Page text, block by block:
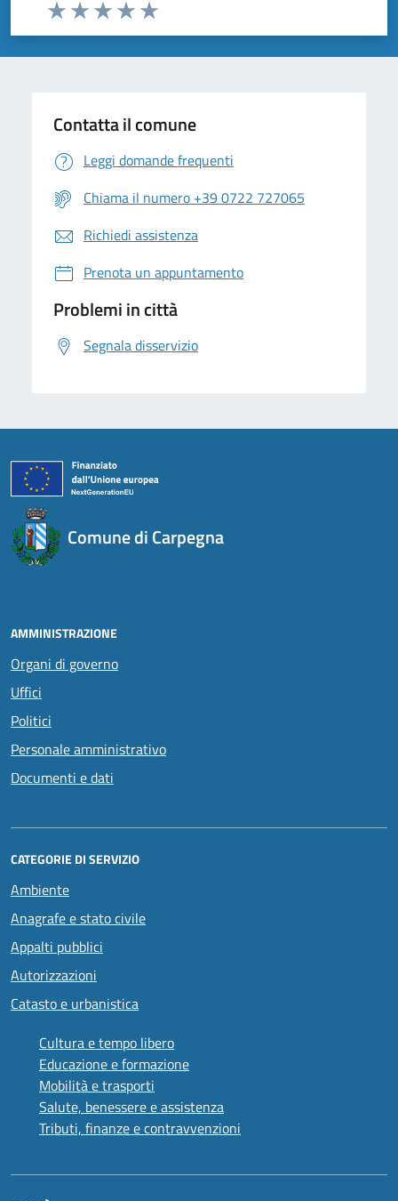
Valuta da 1 a 5 stelle la pagina
Valuta 5 stelle su 5
Valuta 4 stelle su 5
Valuta 3 stelle su 5
Valuta 2 stelle su 5
Valuta 1 stelle su 5
Contatta il comune
Leggi domande frequenti
Chiama il numero +39 0722 727065
Richiedi assistenza
Prenota un appuntamento
Problemi in città
Segnala disservizio
Comune di Carpegna
AMMINISTRAZIONE
Organi di governo
Uffici
Politici
Personale amministrativo
Documenti e dati
CATEGORIE DI SERVIZIO
Ambiente
Anagrafe e stato civile
Appalti pubblici
Autorizzazioni
Catasto e urbanistica
Cultura e tempo libero
Educazione e formazione
Mobilità e trasporti
Salute, benessere e assistenza
Tributi, finanze e contravvenzioni